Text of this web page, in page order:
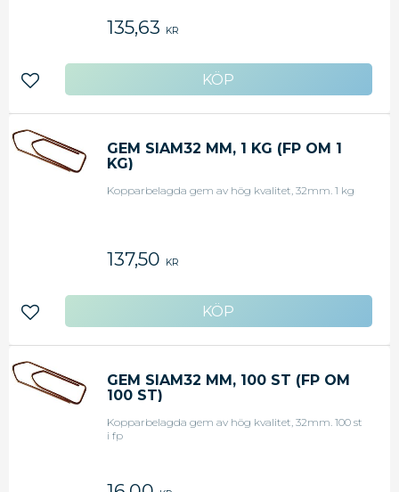
135,63 KR
Lägg till i favoriter
GEM SIAM32 MM, 1 KG (FP OM 1
KG)
Kopparbelagda gem av hög kvalitet, 32mm. 1 kg
137,50 KR
Lägg till i favoriter
GEM SIAM32 MM, 100 ST (FP OM
100 ST)
Kopparbelagda gem av hög kvalitet, 32mm. 100 st
i fp